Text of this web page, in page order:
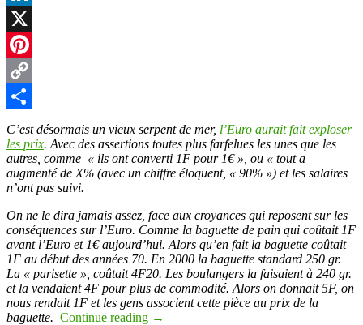
LinkedIn
X
Pinterest
Copy
Link
Partager
C’est désormais un vieux serpent de mer, l’Euro aurait fait exploser
les prix. Avec des assertions toutes plus farfelues les unes que les
autres, comme « ils ont converti 1F pour 1€ », ou « tout a
augmenté de X% (avec un chiffre éloquent, « 90% ») et les salaires
n’ont pas suivi.
On ne le dira jamais assez, face aux croyances qui reposent sur les
conséquences sur l’Euro. Comme la baguette de pain qui coûtait 1F
avant l’Euro et 1€ aujourd’hui. Alors qu’en fait la baguette coûtait
1F au début des années 70. En 2000 la baguette standard 250 gr.
La « parisette », coûtait 4F20. Les boulangers la faisaient à 240 gr.
et la vendaient 4F pour plus de commodité. Alors on donnait 5F, on
nous rendait 1F et les gens associent cette pièce au prix de la
baguette. Continue reading →